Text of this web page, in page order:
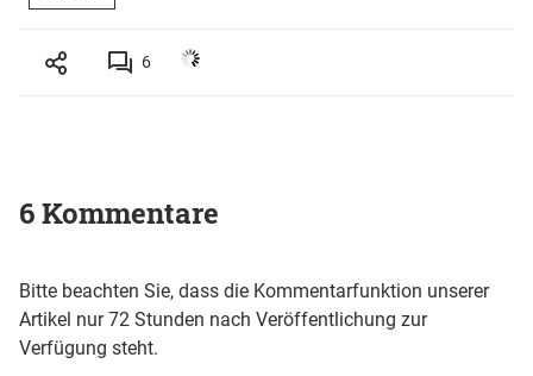
6
6 Kommentare
Bitte beachten Sie, dass die Kommentarfunktion unserer
Artikel nur 72 Stunden nach Veröffentlichung zur
Verfügung steht.